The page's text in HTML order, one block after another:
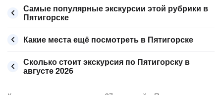
Самые популярные экскурсии этой рубрики в
Пятигорске
Какие места ещё посмотреть в Пятигорске
Сколько стоит экскурсия по Пятигорску в
августе 2026